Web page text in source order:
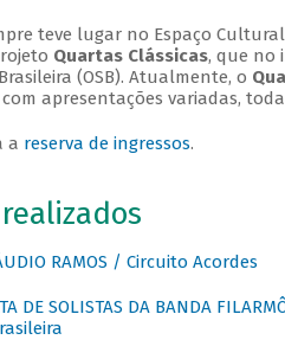
teve lugar no Espaço
Quartas Clássicas, que no
(OSB). Atualmente, o
apresentações variadas,
a reserva de ingressos.
RAMOS / Circuito Acordes
DE SOLISTAS DA BANDA